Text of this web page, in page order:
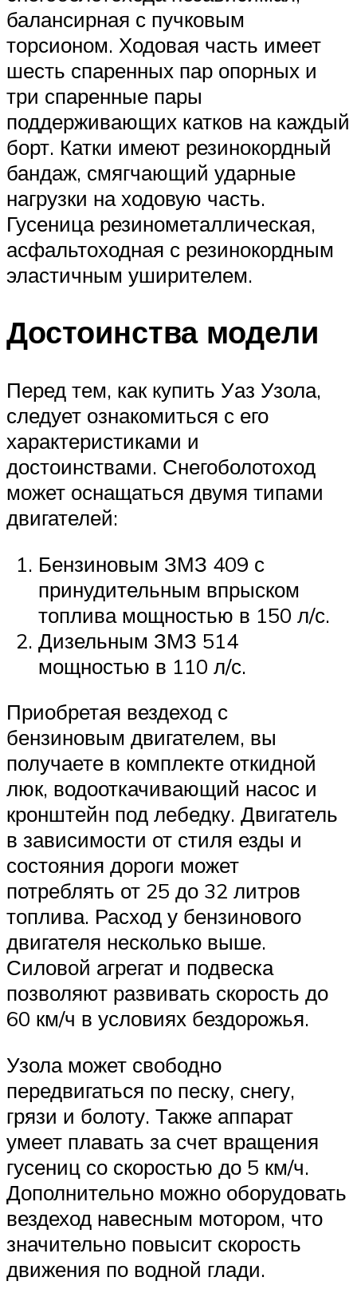
балансирная с пучковым
торсионом. Ходовая часть имеет
шесть спаренных пар опорных и
три спаренные пары
поддерживающих катков на каждый
борт. Катки имеют резинокордный
бандаж, смягчающий ударные
нагрузки на ходовую часть.
Гусеница резинометаллическая,
асфальтоходная с резинокордным
эластичным уширителем.
Достоинства модели
Перед тем, как купить Уаз Узола,
следует ознакомиться с его
характеристиками и
достоинствами. Снегоболотоход
может оснащаться двумя типами
двигателей:
Бензиновым ЗМЗ 409 с
принудительным впрыском
топлива мощностью в 150 л/с.
Дизельным ЗМЗ 514
мощностью в 110 л/с.
Приобретая вездеход с
бензиновым двигателем, вы
получаете в комплекте откидной
люк, водооткачивающий насос и
кронштейн под лебедку. Двигатель
в зависимости от стиля езды и
состояния дороги может
потреблять от 25 до 32 литров
топлива. Расход у бензинового
двигателя несколько выше.
Силовой агрегат и подвеска
позволяют развивать скорость до
60 км/ч в условиях бездорожья.
Узола может свободно
передвигаться по песку, снегу,
грязи и болоту. Также аппарат
умеет плавать за счет вращения
гусениц со скоростью до 5 км/ч.
Дополнительно можно оборудовать
вездеход навесным мотором, что
значительно повысит скорость
движения по водной глади.